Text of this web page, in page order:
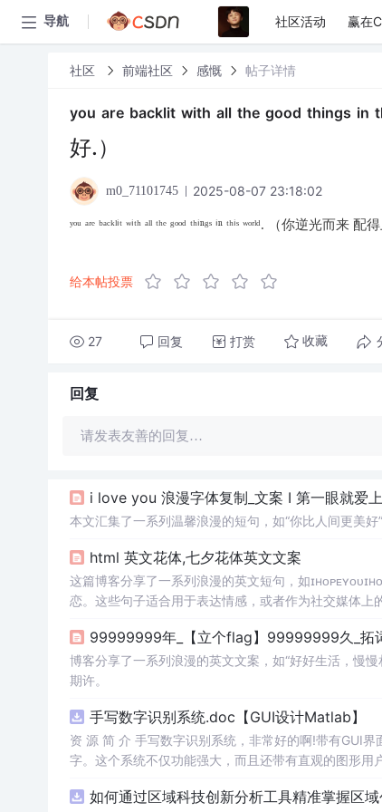
导航 社区活动 赢在
社区 前端社区 感慨 帖子详情
ʸᵒᵘ ᵃʳᵉ ᵇᵃᶜᵏˡⁱᵗ ʷⁱᵗʰ ᵃˡˡ ᵗʰᵉ ᵍᵒᵒᵈ
好.）
m0_71101745 2025-08-07 23:18:02
ʸᵒᵘ ᵃʳᵉ ᵇᵃᶜᵏˡⁱᵗ ʷⁱᵗʰ ᵃˡˡ ᵗʰᵉ ᵍᵒᵒᵈ ᵗʰⁱⁿᵍˢ ⁱⁿ ᵗʰⁱˢ ʷᵒʳˡᵈ. （你逆光
给本帖投票
27 回复 打赏 收藏
回复
请发表友善的回复…
i love you 浪漫字体复制_文案 I 第一眼就爱
本文汇集了一系列温馨浪漫的短句，如“你比人间更美
html 英文花体,七夕花体英文文案
这篇博客分享了一系列浪漫的英文短句，如
恋。这些句子适合用于表达情感，或者作为社交媒体上
99999999年_【立个flag】99999999久_拓
博客分享了一系列浪漫的英文文案，如“好好生活，慢
期许。
手写数字识别系统.doc【GUI设计Matlab】
资 源 简 介 手写数字识别系统，非常好的啊!带有GUI
字。这个系统不仅功能强大，而且还带有直观的图形用
便和实用的工具，你一定会喜欢它的！
如何通过区域科技创新分析工具精准掌握区